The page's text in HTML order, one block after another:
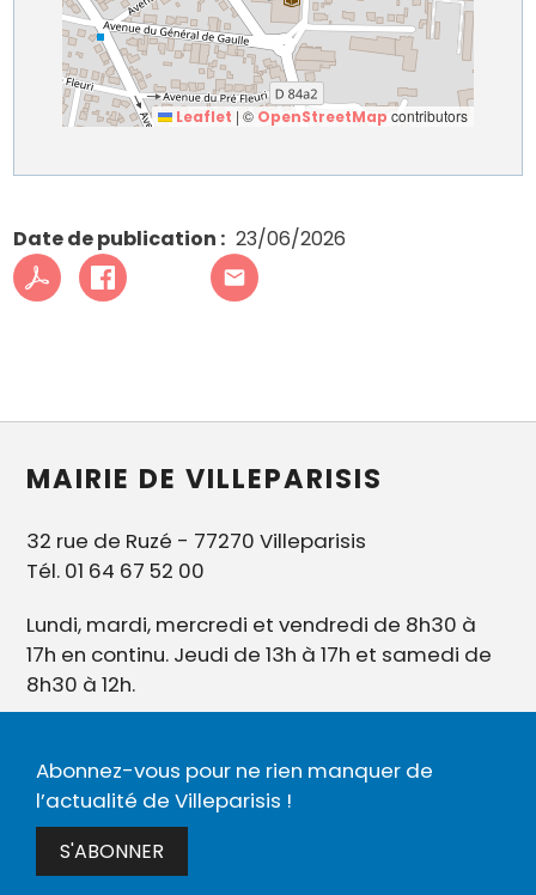
Leaflet | © OpenStreetMap contributors
Date de publication 23/06/2026
MAIRIE DE VILLEPARISIS
32 rue de Ruzé - 77270 Villeparisis
Tél. 01 64 67 52 00
Lundi, mardi, mercredi et vendredi de 8h30 à
17h en continu. Jeudi de 13h à 17h et samedi de
8h30 à 12h.
Abonnez-vous pour ne rien manquer de
l’actualité de Villeparisis !
S'ABONNER